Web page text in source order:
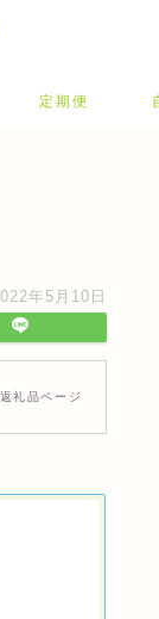
定期便
年5月10日
礼品ページ